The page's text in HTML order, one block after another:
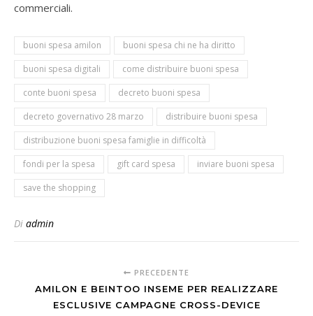
commerciali.
buoni spesa amilon
buoni spesa chi ne ha diritto
buoni spesa digitali
come distribuire buoni spesa
conte buoni spesa
decreto buoni spesa
decreto governativo 28 marzo
distribuire buoni spesa
distribuzione buoni spesa famiglie in difficoltà
fondi per la spesa
gift card spesa
inviare buoni spesa
save the shopping
Di admin
PRECEDENTE
AMILON E BEINTOO INSEME PER REALIZZARE
ESCLUSIVE CAMPAGNE CROSS-DEVICE